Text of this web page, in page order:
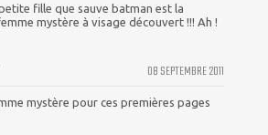
fille que sauve batman est la
mystère à visage découvert !!! Ah !
08 SEPTEMBRE 2011
mystère pour ces premières pages